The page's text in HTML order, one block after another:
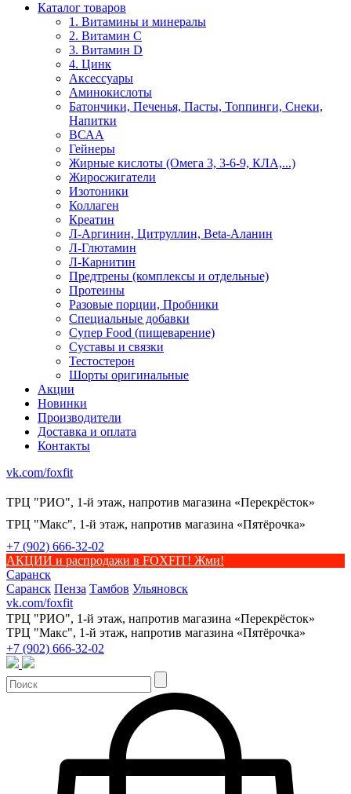
Каталог товаров
1. Витамины и минералы
2. Витамин С
3. Витамин D
4. Цинк
Аксессуары
Аминокислоты
Батончики, Печенья, Пасты, Топпинги, Снеки,
Напитки
ВСАА
Гейнеры
Жирные кислоты (Омега 3, 3-6-9, КЛА,...)
Жиросжигатели
Изотоники
Коллаген
Креатин
Л-Аргинин, Цитруллин, Beta-Аланин
Л-Глютамин
Л-Карнитин
Предтрены (комплексы и отдельные)
Протеины
Разовые порции, Пробники
Специальные добавки
Супер Food (пищеварение)
Суставы и связки
Тестостерон
Шорты оригинальные
Акции
Новинки
Производители
Доставка и оплата
Контакты
vk.com/foxfit
ТРЦ "РИО", 1-й этаж, напротив магазина «Перекрёсток»
ТРЦ "Макс", 1-й этаж, напротив магазина «Пятёрочка»
+7 (902) 666-32-02
АКЦИИ и распродажи в FOXFIT! Жми!
Саранск
Саранск Пенза Тамбов Ульяновск
vk.com/foxfit
ТРЦ "РИО", 1-й этаж, напротив магазина «Перекрёсток»
ТРЦ "Макс", 1-й этаж, напротив магазина «Пятёрочка»
+7 (902) 666-32-02